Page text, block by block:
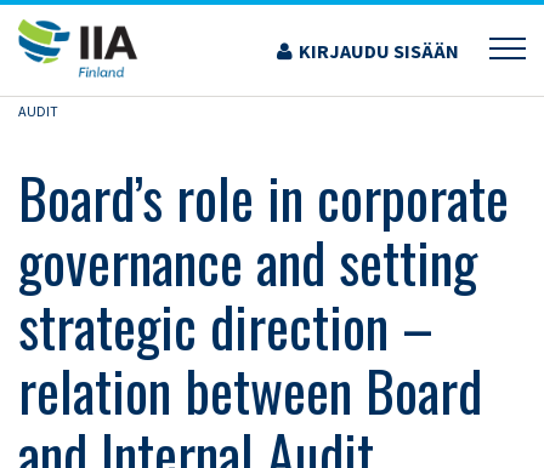
Siirry
sisältöön
KIRJAUDU SISÄÄN
›KOULUTUS JA TAPAHTUMAT
BOARD’S ROLE IN CORPORATE GOVERNANCE
AND SETTING STRATEGIC DIRECTION – RELATION BETWEEN BOARD AND INTERNAL
AUDIT
Board’s role in corporate
governance and setting
strategic direction –
relation between Board